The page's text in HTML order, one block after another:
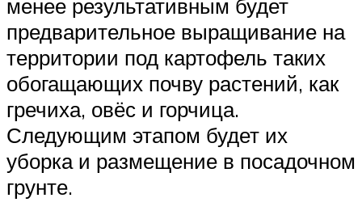
менее результативным будет
предварительное выращивание на
территории под картофель таких
обогащающих почву растений, как
гречиха, овёс и горчица.
Следующим этапом будет их
уборка и размещение в посадочном
грунте.